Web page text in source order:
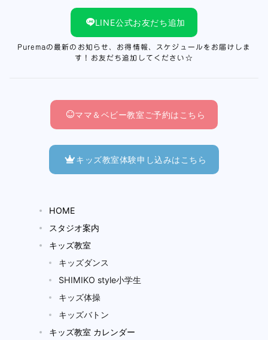
LINE公式お友だち追加
Puremaの最新のお知らせ、お得情報、スケジュールをお届けしま
す！お友だち追加してください☆
ママ＆ベビー教室ご予約はこちら
キッズ教室体験申し込みはこちら
HOME
スタジオ案内
キッズ教室
キッズダンス
SHIMIKO style小学生
キッズ体操
キッズバトン
キッズ教室 カレンダー